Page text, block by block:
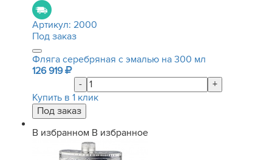
Артикул: 2000
Под заказ
Фляга серебряная с эмалью на 300 мл
126 919
-
+
Купить в 1 клик
В избранном В избранное